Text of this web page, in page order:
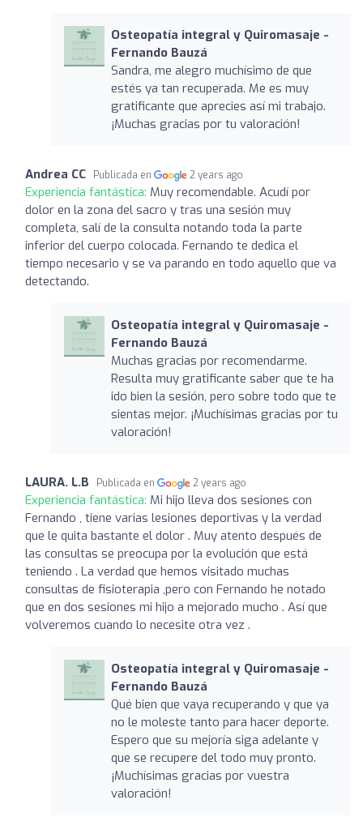
Osteopatía integral y Quiromasaje -
Fernando Bauzá
Sandra, me alegro muchísimo de que
estés ya tan recuperada. Me es muy
gratificante que aprecies así mi trabajo.
¡Muchas gracias por tu valoración!
Andrea CC Publicada en 2 years ago
Experiencia fantástica: Muy recomendable. Acudí por
dolor en la zona del sacro y tras una sesión muy
completa, salí de la consulta notando toda la parte
inferior del cuerpo colocada. Fernando te dedica el
tiempo necesario y se va parando en todo aquello que va
detectando.
Osteopatía integral y Quiromasaje -
Fernando Bauzá
Muchas gracias por recomendarme.
Resulta muy gratificante saber que te ha
ido bien la sesión, pero sobre todo que te
sientas mejor. ¡Muchísimas gracias por tu
valoración!
LAURA. L.B Publicada en 2 years ago
Experiencia fantástica: Mi hijo lleva dos sesiones con
Fernando , tiene varias lesiones deportivas y la verdad
que le quita bastante el dolor . Muy atento después de
las consultas se preocupa por la evolución que está
teniendo . La verdad que hemos visitado muchas
consultas de fisioterapia ,pero con Fernando he notado
que en dos sesiones mi hijo a mejorado mucho . Así que
volveremos cuando lo necesite otra vez .
Osteopatía integral y Quiromasaje -
Fernando Bauzá
Qué bien que vaya recuperando y que ya
no le moleste tanto para hacer deporte.
Espero que su mejoría siga adelante y
que se recupere del todo muy pronto.
¡Muchísimas gracias por vuestra
valoración!